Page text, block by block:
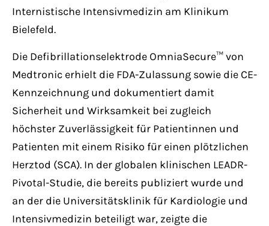
Internistische Intensivmedizin am Klinikum
Bielefeld.
Die Defibrillationselektrode OmniaSecure™ von
Medtronic erhielt die FDA-Zulassung sowie die CE-
Kennzeichnung und dokumentiert damit
Sicherheit und Wirksamkeit bei zugleich
höchster Zuverlässigkeit für Patientinnen und
Patienten mit einem Risiko für einen plötzlichen
Herztod (SCA). In der globalen klinischen LEADR-
Pivotal-Studie, die bereits publiziert wurde und
an der die Universitätsklinik für Kardiologie und
Intensivmedizin beteiligt war, zeigte die